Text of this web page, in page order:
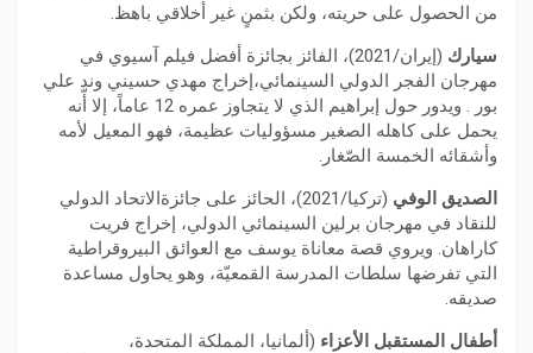
من الحصول على حريته، ولكن بثمنٍ غير أخلاقي باهظ.
سيارك
(إيران/2021)، الفائز بجائزة أفضل فيلم آسيوي في
مهرجان الفجر الدولي السينمائي،إخراج مهدي حسيني وند علي
بور . ويدور حول إبراهيم الذي لا يتجاوز عمره 12 عاماً، إلا أّنه
يحمل على كاهله الصغير مسؤوليات عظيمة، فهو المعيل لأمه
وأشقائه الخمسة الصّغار.
الصديق الوفي
(تركيا/2021)، الحائز على جائزةالاتحاد الدولي
للنقاد في مهرجان برلين السينمائي الدولي، إخراج فريت
كاراهان. ويروي قصة معاناة يوسف مع العوائق البيروقراطية
التي تفرضها سلطات المدرسة القمعيّة، وهو يحاول مساعدة
صديقه.
أطفال المستقبل الأعزاء (ألمانيا، المملكة المتحدة،